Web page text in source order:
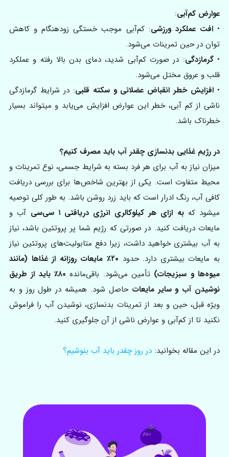
عوارض کم‌آبی:
•افت عملکرد ورزشی: کم‌آبی موجب خستگی زودهنگام و کاهش
توان در حین تمرینات می‌شود.
•گرمازدگی: در صورت کم‌آبی شدید، دمای بدن بالا رفته و عملکرد
قلب و عروق مختل می‌شود.
• افزایش خطر انقباض عضلانی و سکته قلبی: در شرایط گرمازدگی
ناشی از کم‌ آبی، خطر این عوارض افزایش می‌یابد و میتواند بسیار
خطرناک باشد.
در رژیم غذایی بدنسازی چقدر آب باید مصرف کنیم؟
میزان نیاز به آب برای هر فرد بسته به شرایط جسمی، نوع تمرینات و
محیط متفاوت است. یکی از بهترین شاخص‌ها برای بررسی دریافت
کافی آب، رنگ ادرار است که باید زرد روشن باشد. به طور کلی توصیه
میشود کهبه ازای هر کیلوکالری انرژی دریافتی ۱ سی‌سی
آب و
مایعات دریافت کنید. در صورتی که رژیم شما پر پروتئین باشد، نیاز
به آب بیشتری خواهید داشت، زیرا دفع متابولیت‌های پروتئین نیاز
به مایعات بیشتری دارد. حدود
۲۰٪ مایعات روزانه از غذاها (مانند
میوه‌ها و سبزیجات) تأمین می‌شود. باقی‌مانده
۸۰٪ باید از طریق
نوشیدن آب و سایر مایعات حاصل شود. همیشه در طول روز و به
ویژه قبل، حین و بعد از تمرینات بدنسازی، نوشیدن آب را فراموش
نکنید تا از کم‌آبی و عوارض ناشی از آن جلوگیری کنید.
در این مقاله بخوانید: در روز چقدر باید آب بنوشیم؟